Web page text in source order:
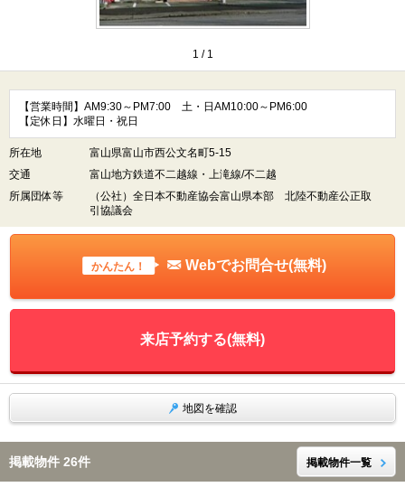
1 / 1
【営業時間】AM9:30～PM7:00 土・日AM10:00～PM6:00
【定休日】水曜日・祝日
所在地
富山県富山市西公文名町5-15
交通
富山地方鉄道不二越線・上滝線/不二越
所属団体等
（公社）全日本不動産協会富山県本部 北陸不動産公正取
引協議会
かんたん！ Webでお問合せ(無料)
来店予約する(無料)
地図を確認
掲載物件 26件 掲載物件一覧